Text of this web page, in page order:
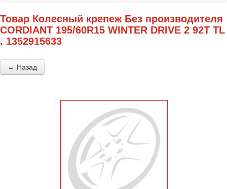
Товар Колесный крепеж Без производителя
CORDIANT 195/60R15 WINTER DRIVE 2 92T TL
. 1352915633
← Назад